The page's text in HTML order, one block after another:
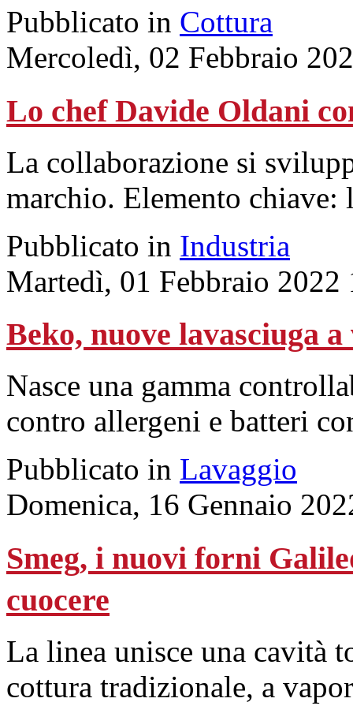
Pubblicato in Cottura
Mercoledì, 02 Febbraio
Lo chef Davide Oldani
La collaborazione si
marchio. Elemento chiave:
Pubblicato in Industria
Martedì, 01 Febbraio 2022
Beko, nuove lavasciuga a
Nasce una gamma
contro allergeni e batteri
Pubblicato in Lavaggio
Domenica, 16 Gennaio
Smeg, i nuovi forni
cuocere
La linea unisce una cavità
cottura tradizionale, a